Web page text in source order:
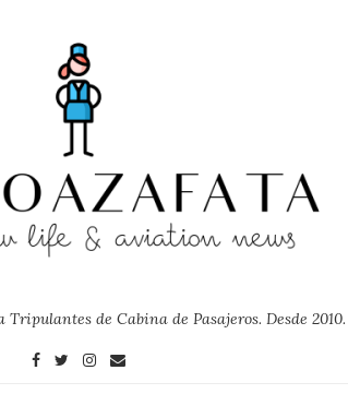
de Cabina de Pasajeros. Desde 2010.